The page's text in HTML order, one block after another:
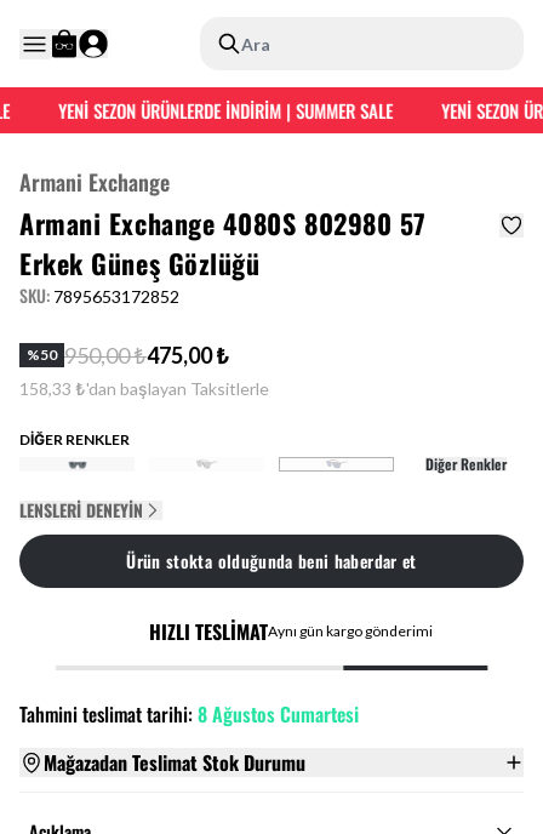
Ara
YENİ SEZON ÜRÜNLERDE İNDİRİM | SUMMER SALE YENİ SEZON
Armani Exchange
Armani Exchange 4080S 802980 57
Erkek Güneş Gözlüğü
SKU: 7895653172852
%50 950,00 ₺475,00 ₺
158,33 ₺'dan başlayan Taksitlerle
DİĞER RENKLER
Diğer Renkler
LENSLERI DENEYIN
Ürün stokta olduğunda beni haberdar et
HIZLI TESLİMATAynı gün kargo gönderimi
Tahmini teslimat tarihi:8 Ağustos Cumartesi
Mağazadan Teslimat Stok Durumu